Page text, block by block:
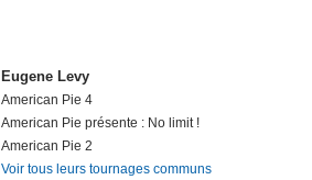
Eugene Levy
American Pie 4
American Pie présente : No limit !
American Pie 2
Voir tous leurs tournages communs